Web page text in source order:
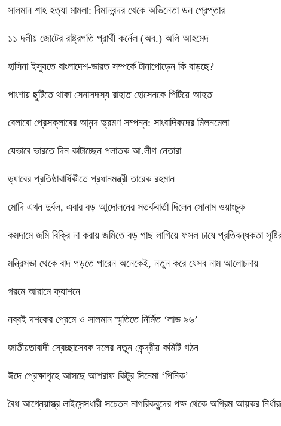
সালমান শাহ হত্যা মামলা: বিমানবন্দর থেকে অভিনেতা ডন গ্রেপ্তার
১১ দলীয় জোটের রাষ্ট্রপতি প্রার্থী কর্নেল (অব.) অলি আহমেদ
হাসিনা ইস্যুতে বাংলাদেশ-ভারত সম্পর্কে টানাপোড়েন কি বাড়ছে?
পাংশায় ছুটিতে থাকা সেনাসদস্য রাহাত হোসেনকে পিটিয়ে আহত
বেলাবো প্রেসক্লাবের আনন্দ ভ্রমণ সম্পন্ন: সাংবাদিকদের মিলনমেলা
যেভাবে ভারতে দিন কাটাচ্ছেন পলাতক আ.লীগ নেতারা
ড্যাবের প্রতিষ্ঠাবার্ষিকীতে প্রধানমন্ত্রী তারেক রহমান
মোদি এখন দুর্বল, এবার বড় আন্দোলনের সতর্কবার্তা দিলেন সোনাম ওয়াংচুক
কমদামে জমি বিক্রি না করায় জমিতে বড় গাছ লাগিয়ে ফসল চাষে প্রতিবন্ধকতা
মন্ত্রিসভা থেকে বাদ পড়তে পারেন অনেকেই, নতুন করে যেসব নাম আলোচনায়
গরমে আরামে ফ্যাশনে
নব্বই দশকের প্রেমে ও সালমান স্মৃতিতে নির্মিত ‘লাভ ৯৬’
জাতীয়তাবাদী স্বেচ্ছাসেবক দলের নতুন কেন্দ্রীয় কমিটি গঠন
ঈদে প্রেক্ষাগৃহে আসছে আশরাফ কিটুর সিনেমা ‘পিনিক’
বৈধ আগ্নেয়াস্ত্র লাইসেন্সধারী সচেতন নাগরিকবৃন্দের পক্ষ থেকে অগ্রিম আয়কর